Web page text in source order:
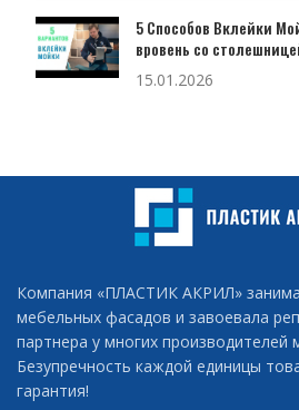
5 Способов Вклейки
вровень со
15.01.2026
Компания «ПЛАСТИК АКРИЛ»
мебельных фасадов и завоевала
партнера у многих производителей
Безупречность каждой единицы
гарантия!